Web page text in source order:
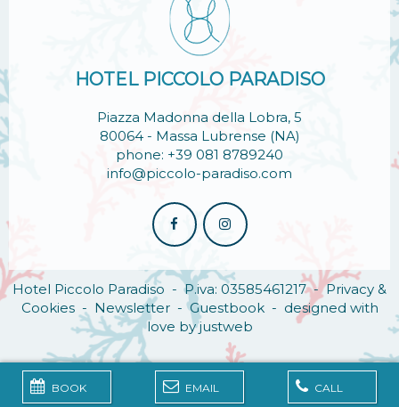
BOOK EMAIL CALL
HOTEL PICCOLO PARADISO
Piazza Madonna della Lobra, 5
80064 - Massa Lubrense (NA)
phone: +39 081 8789240
info@piccolo-paradiso.com
Hotel Piccolo Paradiso - P.iva: 03585461217 -Privacy &
Cookies- Newsletter-Guestbook- designed with
love by justweb